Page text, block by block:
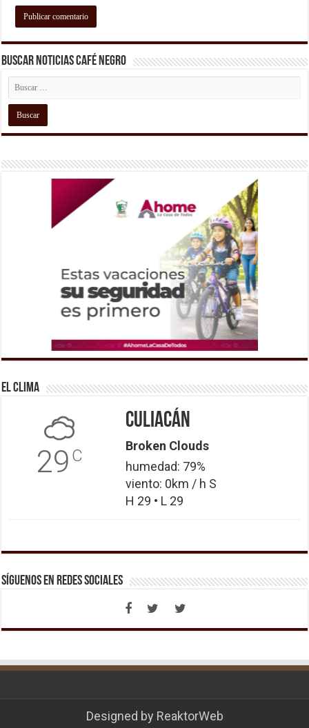
Buscar Noticias Café Negro
El Clima
29 C
Culiacán
Broken Clouds
humedad: 79%
viento: 0km / h S
H 29 • L 29
Síguenos en Redes Sociales
Designed by ReaktorWeb